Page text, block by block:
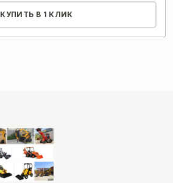
КУПИТЬ В 1 КЛИК